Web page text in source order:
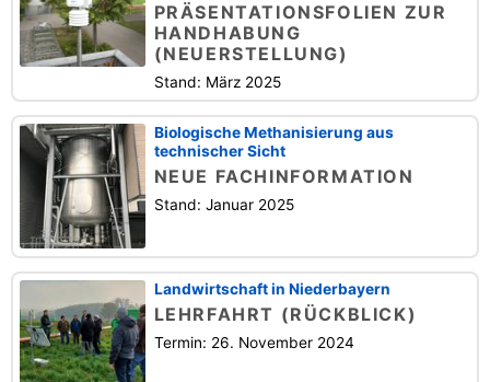
PRÄSENTATIONSFOLIEN ZUR
HANDHABUNG
(NEUERSTELLUNG)
Stand: März 2025
Biologische Methanisierung aus
technischer Sicht
NEUE FACHINFORMATION
Stand: Januar 2025
Landwirtschaft in Niederbayern
LEHRFAHRT (RÜCKBLICK)
Termin: 26. November 2024